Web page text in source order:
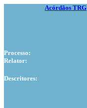
Acórdãos TRG
Processo:
Relator:
Descritores: